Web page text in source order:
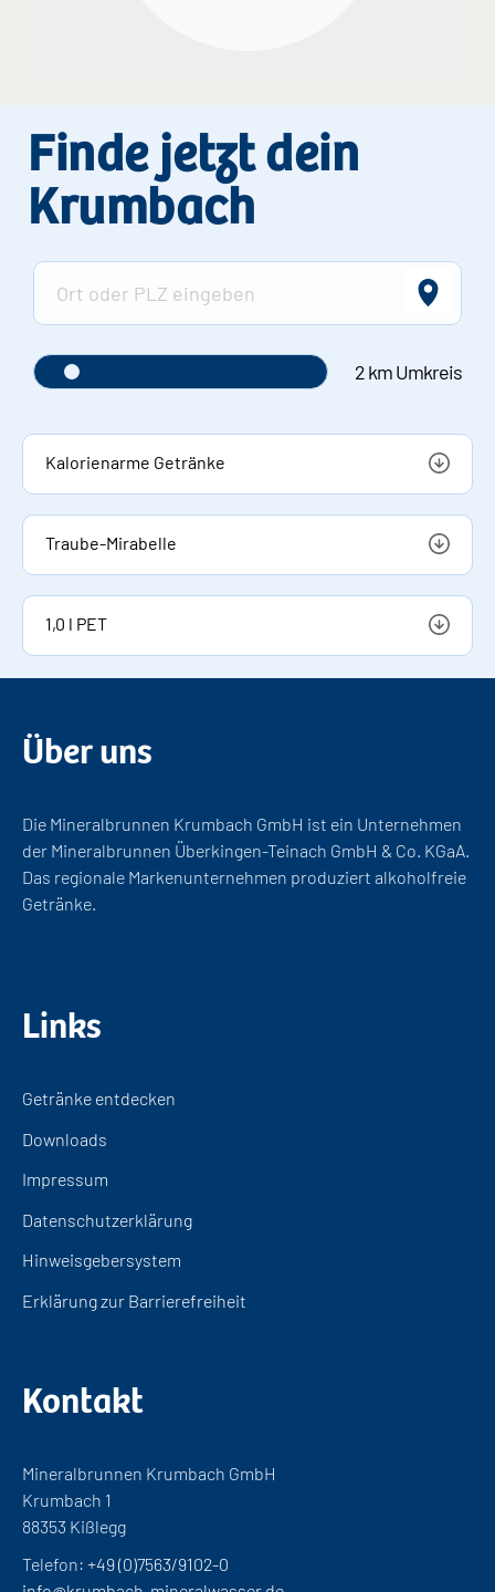
Finde jetzt dein
Krumbach
2 km Umkreis
Kalorienarme Getränke
Traube-Mirabelle
1,0 l PET
Über uns
Die Mineralbrunnen Krumbach GmbH ist ein Unternehmen
der Mineralbrunnen Überkingen-Teinach GmbH & Co. KGaA.
Das regionale Markenunternehmen produziert alkoholfreie
Getränke.
Links
Getränke entdecken
Downloads
Impressum
Datenschutzerklärung
Hinweisgebersystem
Erklärung zur Barrierefreiheit
Kontakt
Mineralbrunnen Krumbach GmbH
Krumbach 1
88353 Kißlegg
Telefon: +49 (0)7563/9102-0